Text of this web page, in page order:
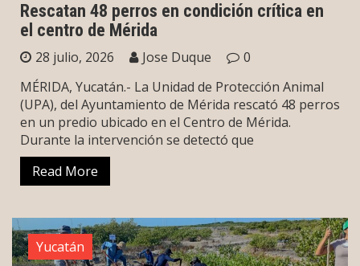
Rescatan 48 perros en condición crítica en
el centro de Mérida
28 julio, 2026 Jose Duque
0
MÉRIDA, Yucatán.- La Unidad de Protección Animal
(UPA), del Ayuntamiento de Mérida rescató 48 perros
en un predio ubicado en el Centro de Mérida.
Durante la intervención se detectó que
Read More
Yucatán